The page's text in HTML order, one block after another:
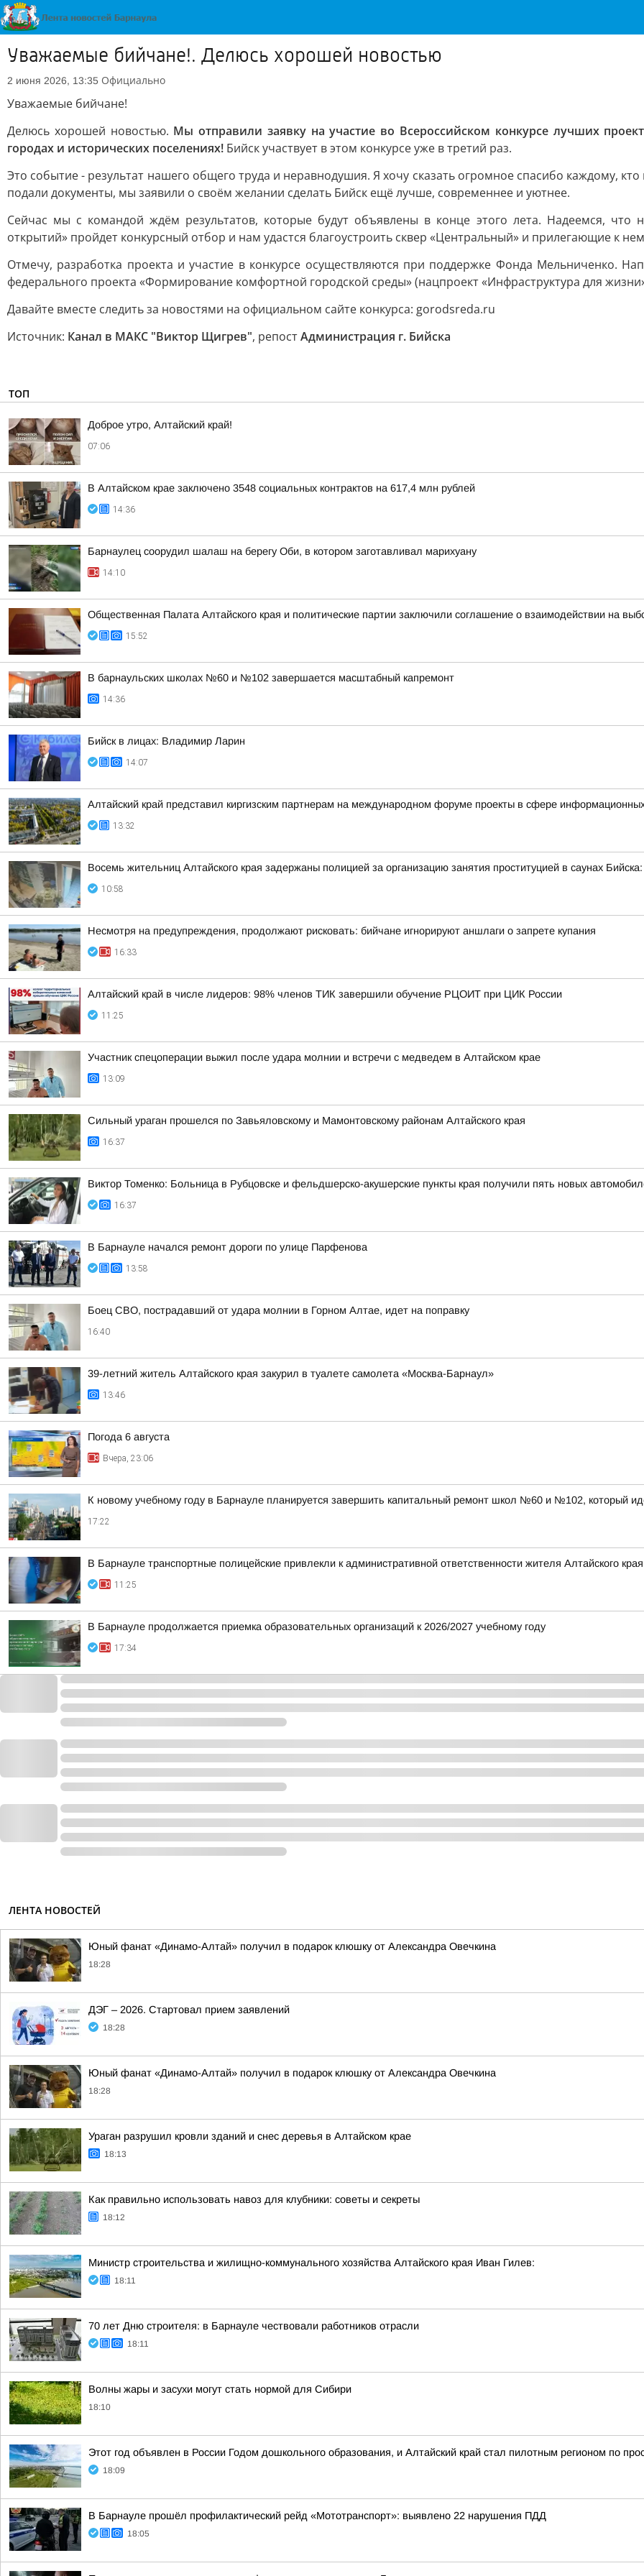
Уважаемые бийчане!. Делюсь хорошей новостью
2 июня 2026, 13:35 Официально
Уважаемые бийчане!
Делюсь хорошей новостью. Мы отправили заявку на участие во Всероссийском конкурсе лучших
городах и исторических поселениях! Бийск участвует в этом конкурсе уже в третий раз.
Это событие - результат нашего общего труда и неравнодушия. Я хочу сказать огромное спасибо каждому,
подали документы, мы заявили о своём желании сделать Бийск ещё лучше, современнее и уютнее.
Сейчас мы с командой ждём результатов, которые будут объявлены в конце этого лета. Надеемся, что
открытий» пройдет конкурсный отбор и нам удастся благоустроить сквер «Центральный» и прилегающие к
Отмечу, разработка проекта и участие в конкурсе осуществляются при поддержке Фонда Мельниченко.
федерального проекта «Формирование комфортной городской среды» (нацпроект «Инфраструктура для
Давайте вместе следить за новостями на официальном сайте конкурса: gorodsreda.ru
Источник: Канал в МАКС "Виктор Щигрев", репостАдминистрация г. Бийска
ТОП
Доброе утро, Алтайский край!
07:06
В Алтайском крае заключено 3548 социальных контрактов на 617,4 млн рублей
14:36
Барнаулец соорудил шалаш на берегу Оби, в котором заготавливал марихуану
14:10
Общественная Палата Алтайского края и политические партии заключили соглашение о взаимодействии на
15:52
В барнаульских школах №60 и №102 завершается масштабный капремонт
14:36
Бийск в лицах: Владимир Ларин
14:07
Алтайский край представил киргизским партнерам на международном форуме проекты в сфере
13:32
Восемь жительниц Алтайского края задержаны полицией за организацию занятия проституцией в саунах
10:58
Несмотря на предупреждения, продолжают рисковать: бийчане игнорируют аншлаги о запрете купания
16:33
Алтайский край в числе лидеров: 98% членов ТИК завершили обучение РЦОИТ при ЦИК России
11:25
Участник спецоперации выжил после удара молнии и встречи с медведем в Алтайском крае
13:09
Сильный ураган прошелся по Завьяловскому и Мамонтовскому районам Алтайского края
16:37
Виктор Томенко: Больница в Рубцовске и фельдшерско-акушерские пункты края получили пять новых
16:37
В Барнауле начался ремонт дороги по улице Парфенова
13:58
Боец СВО, пострадавший от удара молнии в Горном Алтае, идет на поправку
16:40
39-летний житель Алтайского края закурил в туалете самолета «Москва-Барнаул»
13:46
Погода 6 августа
Вчера, 23:06
К новому учебному году в Барнауле планируется завершить капитальный ремонт школ №60 и №102, который
17:22
В Барнауле транспортные полицейские привлекли к административной ответственности жителя Алтайского
11:25
В Барнауле продолжается приемка образовательных организаций к 2026/2027 учебному году
17:34
ЛЕНТА НОВОСТЕЙ
Юный фанат «Динамо-Алтай» получил в подарок клюшку от Александра Овечкина
18:28
ДЭГ – 2026. Стартовал прием заявлений
18:28
Юный фанат «Динамо-Алтай» получил в подарок клюшку от Александра Овечкина
18:28
Ураган разрушил кровли зданий и снес деревья в Алтайском крае
18:13
Как правильно использовать навоз для клубники: советы и секреты
18:12
Министр строительства и жилищно-коммунального хозяйства Алтайского края Иван Гилев:
18:11
70 лет Дню строителя: в Барнауле чествовали работников отрасли
18:11
Волны жары и засухи могут стать нормой для Сибири
18:10
Этот год объявлен в России Годом дошкольного образования, и Алтайский край стал пилотным регионом по
18:09
В Барнауле прошёл профилактический рейд «Мототранспорт»: выявлено 22 нарушения ПДД
18:05